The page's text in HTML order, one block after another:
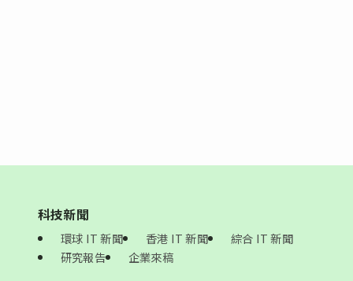
科技新聞
環球 IT 新聞 香港 IT 新聞
綜合 IT 新聞
研究報告
企業來稿